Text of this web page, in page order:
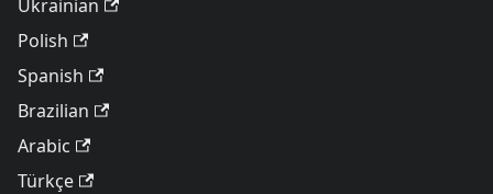
Ukrainian
Polish
Spanish
Brazilian
Arabic
Türkçe